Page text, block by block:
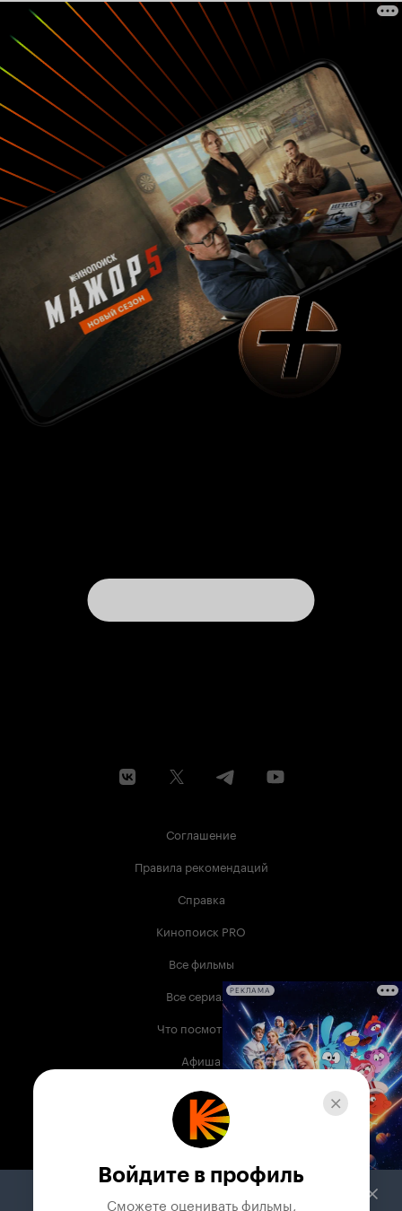
Соглашение
Правила рекомендаций
Справка
Кинопоиск PRO
Все фильмы
Все сериалы
Что посмотреть
Афиша
Музыка
Телепрограмма
Служба поддержки
РЕКЛАМА
Войдите в профиль
Сможете оценивать фильмы,